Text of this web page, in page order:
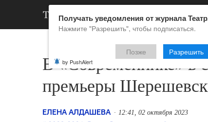
В «Современнике» в
премьеры
ЕЛЕНА АЛДАШЕВА 12:41, 02 октября 2023
Получать уведомления от журнала
Нажмите "Разрешить", чтобы подписаться.
Позже Разрешить
by PushAlert